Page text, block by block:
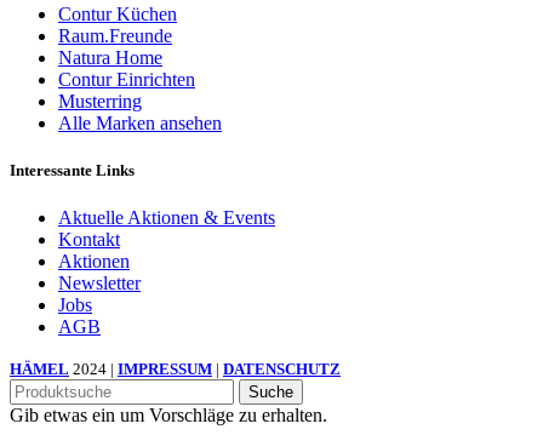
Contur Küchen
Raum.Freunde
Natura Home
Contur Einrichten
Musterring
Alle Marken ansehen
Interessante Links
Aktuelle Aktionen & Events
Kontakt
Aktionen
Newsletter
Jobs
AGB
HÄMEL 2024 | IMPRESSUM | DATENSCHUTZ
Suche
Gib etwas ein um Vorschläge zu erhalten.